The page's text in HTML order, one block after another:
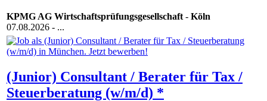
KPMG AG Wirtschaftsprüfungsgesellschaft- Köln
07.08.2026 - ...
(Junior) Consultant / Berater für Tax /
Steuerberatung (w/m/d) *